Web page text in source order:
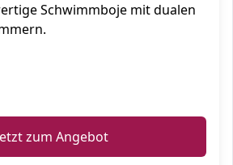
Schwimmboje mit dualen
zum Angebot